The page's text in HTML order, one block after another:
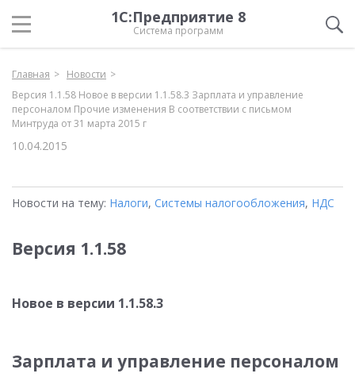
1С:Предприятие 8
Система программ
Главная
Новости
Версия 1.1.58 Новое в версии 1.1.58.3 Зарплата и управление
персоналом Прочие изменения В соответствии с письмом
Минтруда от 31 марта 2015 г
10.04.2015
Новости на тему: Налоги, Системы налогообложения, НДС
Версия 1.1.58
Новое в версии 1.1.58.3
Зарплата и управление персоналом